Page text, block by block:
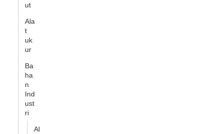
ut
Ala
t
uk
ur
Ba
ha
n
Ind
ust
ri
Al